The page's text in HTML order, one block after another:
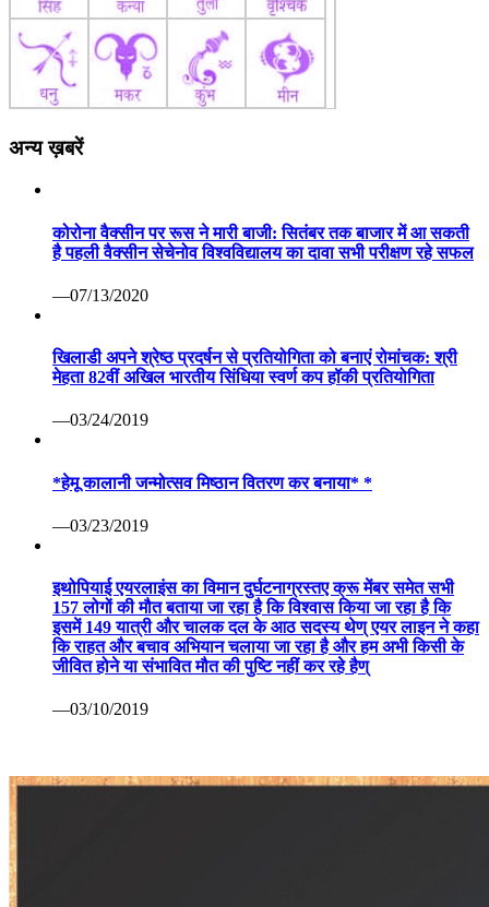
अन्य ख़बरें
कोरोना वैक्सीन पर रूस ने मारी बाजी: सितंबर तक बाजार में आ सकती
है पहली वैक्सीन सेचेनोव विश्वविद्यालय का दावा सभी परीक्षण रहे सफल
—07/13/2020
खिलाडी अपने श्रेष्ठ प्रदर्षन से प्रतियोगिता को बनाएं रोमांचक: श्री
मेहता 82वीं अखिल भारतीय सिंधिया स्वर्ण कप हॉकी प्रतियोगिता
—03/24/2019
*हेमू कालानी जन्मोत्सव मिष्ठान वितरण कर बनाया* *
—03/23/2019
इथोपियाई एयरलाइंस का विमान दुर्घटनाग्रस्तए क्रू मेंबर समेत सभी
157 लोगों की मौत बताया जा रहा है कि विश्वास किया जा रहा है कि
इसमें 149 यात्री और चालक दल के आठ सदस्य थेण् एयर लाइन ने कहा
कि राहत और बचाव अभियान चलाया जा रहा है और हम अभी किसी के
जीवित होने या संभावित मौत की पुष्टि नहीं कर रहे हैण्
—03/10/2019